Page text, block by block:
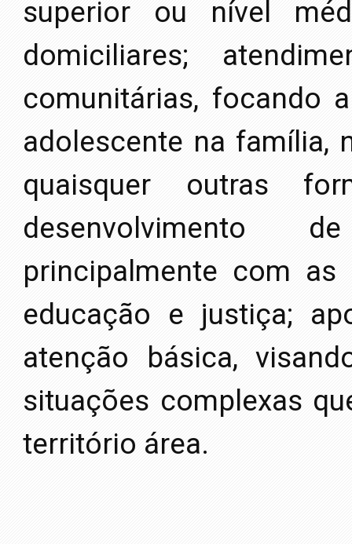
superior ou nível
domiciliares;
comunitárias, focando
adolescente na família,
quaisquer outras
desenvolvimento
principalmente com
educação e justiça;
atenção básica,
situações complexas
território área.